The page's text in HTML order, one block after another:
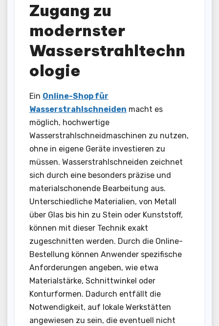
Zugang zu
modernster
Wasserstrahltechn
ologie
Ein Online-Shop für
Wasserstrahlschneiden macht es
möglich, hochwertige
Wasserstrahlschneidmaschinen zu nutzen,
ohne in eigene Geräte investieren zu
müssen. Wasserstrahlschneiden zeichnet
sich durch eine besonders präzise und
materialschonende Bearbeitung aus.
Unterschiedliche Materialien, von Metall
über Glas bis hin zu Stein oder Kunststoff,
können mit dieser Technik exakt
zugeschnitten werden. Durch die Online-
Bestellung können Anwender spezifische
Anforderungen angeben, wie etwa
Materialstärke, Schnittwinkel oder
Konturformen. Dadurch entfällt die
Notwendigkeit, auf lokale Werkstätten
angewiesen zu sein, die eventuell nicht